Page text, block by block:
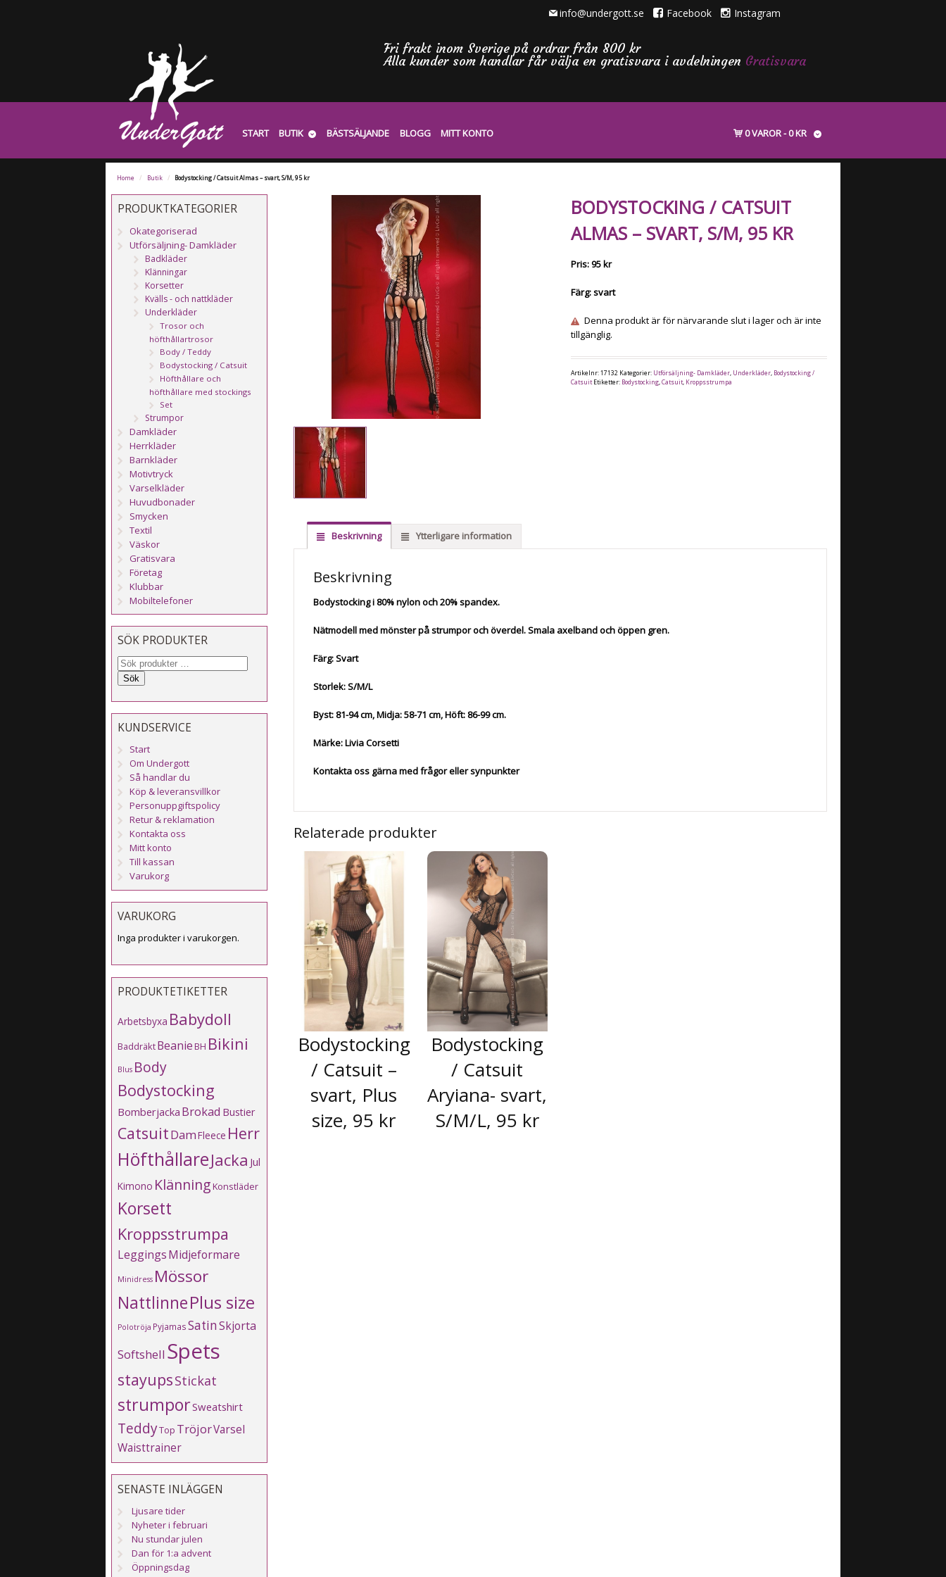
info@undergott.se Facebook Instagram
Fri frakt inom Sverige på ordrar från 800 kr
Alla kunder som handlar får välja en gratisvara i avdelningen Gratisvara
START BUTIK BÄSTSÄLJANDE BLOGG MITT KONTO 0 VAROR 0 KR
Home / Butik / Bodystocking / Catsuit Almas – svart, S/M, 95 kr
BODYSTOCKING / CATSUIT
ALMAS – SVART, S/M, 95 KR
Pris: 95 kr
Färg: svart
Denna produkt är för närvarande slut i lager och är inte
tillgänglig.
Artikelnr:17132 Kategorier: Utförsäljning- Damkläder, Underkläder, Bodystocking /
Catsuit Etiketter: Bodystocking,Catsuit, Kroppsstrumpa
Beskrivning Ytterligare information
Beskrivning
Bodystocking i 80% nylon och 20% spandex.
Nätmodell med mönster på strumpor och överdel. Smala axelband och öppen gren.
Färg: Svart
Storlek: S/M/L
Byst: 81-94 cm, Midja: 58-71 cm, Höft: 86-99 cm.
Märke: Livia Corsetti
Kontakta oss gärna med frågor eller synpunkter
Relaterade produkter
Bodystocking
/ Catsuit –
svart, Plus
size, 95 kr
Bodystocking
/ Catsuit
Aryiana- svart,
S/M/L, 95 kr
PRODUKTKATEGORIER
Okategoriserad
Utförsäljning- Damkläder
Badkläder
Klänningar
Korsetter
Kvälls - och nattkläder
Underkläder
Trosor och
höfthållartrosor
Body / Teddy
Bodystocking / Catsuit
Höfthållare och
höfthållare med stockings
Set
Strumpor
Damkläder
Herrkläder
Barnkläder
Motivtryck
Varselkläder
Huvudbonader
Smycken
Textil
Väskor
Gratisvara
Företag
Klubbar
Mobiltelefoner
SÖK PRODUKTER
Sök
KUNDSERVICE
Start
Om Undergott
Så handlar du
Köp & leveransvillkor
Personuppgiftspolicy
Retur & reklamation
Kontakta oss
Mitt konto
Till kassan
Varukorg
VARUKORG
Inga produkter i varukorgen.
PRODUKTETIKETTER
Arbetsbyxa Babydoll
BaddräktBeanieBH Bikini
Blus Body
Bodystocking
Bomberjacka Brokad Bustier
CatsuitDamFleece Herr
HöfthållareJacka Jul
Kimono KlänningKonstläder
Korsett
Kroppsstrumpa
LeggingsMidjeformare
Minidress Mössor
NattlinnePlus size
Polotröja PyjamasSatinSkjorta
Softshell Spets
stayupsStickat
strumporSweatshirt
TeddyTop TröjorVarsel
Waisttrainer
SENASTE INLÄGGEN
Ljusare tider
Nyheter i februari
Nu stundar julen
Dan för 1:a advent
Öppningsdag